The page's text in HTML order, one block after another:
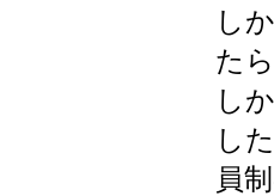
し
た
し
し
員